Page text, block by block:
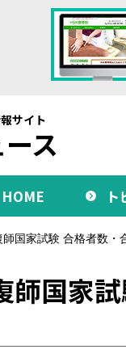
サイト
ス
HOME ト
国家試験 合格者数・
師国家